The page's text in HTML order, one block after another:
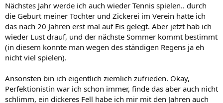
Nächstes Jahr werde ich auch wieder Tennis spielen.. durch
die Geburt meiner Tochter und Zickerei im Verein hatte ich
das nach 20 Jahren erst mal auf Eis gelegt. Aber jetzt hab ich
wieder Lust drauf, und der nächste Sommer kommt bestimmt
(in diesem konnte man wegen des ständigen Regens ja eh
nicht viel spielen).
Ansonsten bin ich eigentlich ziemlich zufrieden. Okay,
Perfektionistin war ich schon immer, finde das aber auch nicht
schlimm, ein dickeres Fell habe ich mir mit den Jahren auch